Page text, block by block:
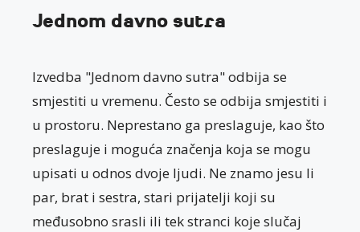
Jednom davno sutra
Izvedba "Jednom davno sutra" odbija se
smjestiti u vremenu. Često se odbija smjestiti i
u prostoru. Neprestano ga preslaguje, kao što
preslaguje i moguća značenja koja se mogu
upisati u odnos dvoje ljudi. Ne znamo jesu li
par, brat i sestra, stari prijatelji koji su
međusobno srasli ili tek stranci koje slučaj